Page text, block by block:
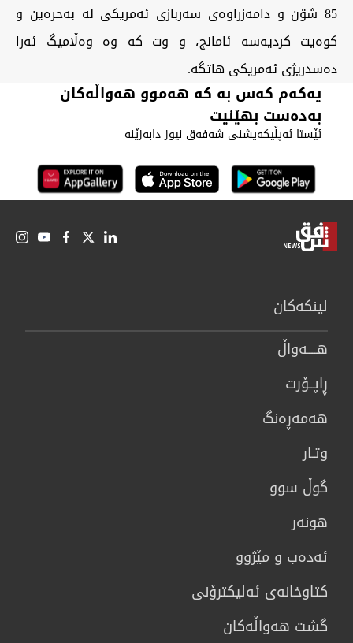
85 شۊن و دامەزراوەی سەربازی ئەمریکی لە بەحرەین و
کوەیت کردیەسە ئامانج، و وت کە وە وەڵامیگ ئەرا
دەسدریژی ئەمریکی هاتگە.
یەکەم کەس بە کە هەموو هەواڵەکان
بەدەست بهێنیت
ئێستا ئەپڵیکەیشنی شەفەق نیوز دابەزێنە
لینكەكان
هــــه‌واڵ
ڕاپــۆرت
هه‌مه‌ڕه‌نگ
وتـار
گوڵ سوو
هونه‌ر
ئەدەب و مێژوو
كتاوخانه‌ی ئه‌ليكترۆنی
گشت هەواڵەکان